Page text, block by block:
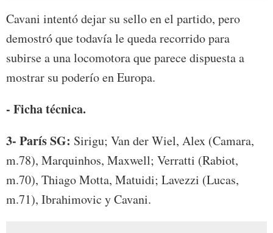
Cavani intentó dejar su sello en el partido, pero
demostró que todavía le queda recorrido para
subirse a una locomotora que parece dispuesta a
mostrar su poderío en Europa.
- Ficha técnica.
3- París SG: Sirigu; Van der Wiel, Alex (Camara,
m.78), Marquinhos, Maxwell; Verratti (Rabiot,
m.70), Thiago Motta, Matuidi; Lavezzi (Lucas,
m.71), Ibrahimovic y Cavani.